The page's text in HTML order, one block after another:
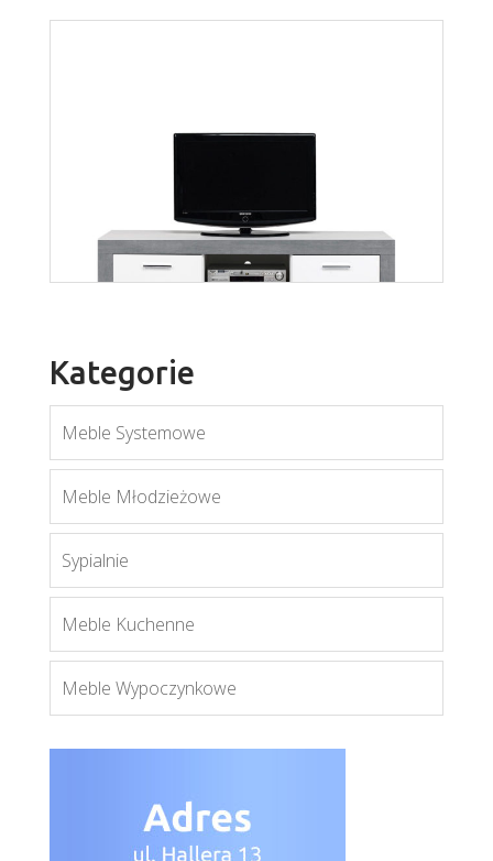
Więcej
Twin TW1
Więcej
Kategorie
Meble Systemowe
Meble Młodzieżowe
Sypialnie
Meble Kuchenne
Meble Wypoczynkowe